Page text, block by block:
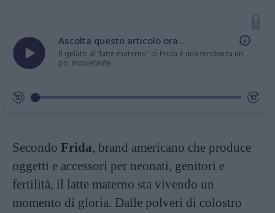
Ascolta questo articolo ora...
Il gelato al “latte materno” di Frida è una tendenza un
po' inquietante
Secondo Frida, brand americano che produce
oggetti e accessori per neonati, genitori e
fertilità, il latte materno sta vivendo un
momento di gloria. Dalle polveri di colostro